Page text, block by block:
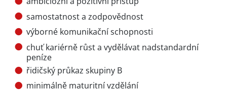
samostatnost a zodpovědnost
výborné komunikační schopnosti
chuť kariérně růst a vydělávat nadstandardní
peníze
řidičský průkaz skupiny B
minimálně maturitní vzdělání